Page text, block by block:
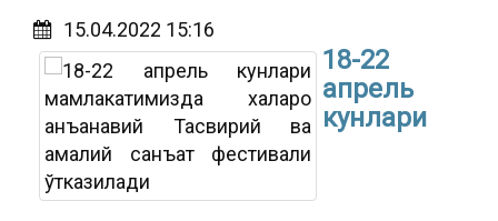
15.04.2022 15:16
18-22
апрель
кунлари